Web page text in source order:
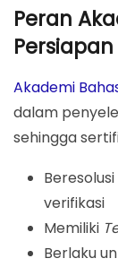
Peran
Persiapan
Akademi
dalam
sehingga
verifikasi
Memiliki
Berlaku